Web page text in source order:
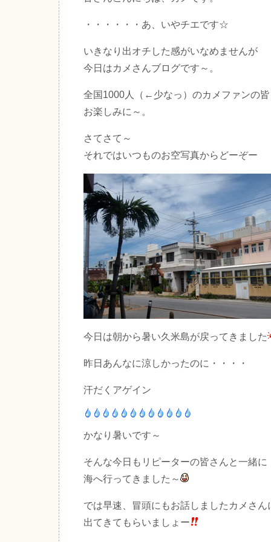
・・・・・・あ、いやチエです☆
いきなり出オチした感がいなめませんが
今日はカメさんブログです～。
全国1000人（←少なっ）のカメファンの
お楽しみに～。
さてさて～
それではいつものお空写真からどーぞー
今日は朝から暑い久米島が戻ってきました
昨日あんなに涼しかったのに・・・・
汗だくアゲイン
かなり暑いです～
そんな今日もリピーターの皆さんと一緒に
海へ行ってきました～
では早速、冒頭にもお話しましたカメさん
出てきてもらいましょー